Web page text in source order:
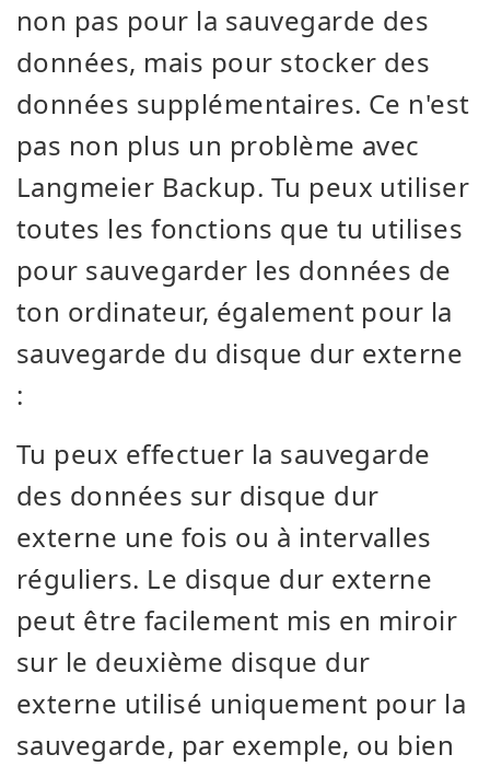
non pas pour la sauvegarde des
données, mais pour stocker des
données supplémentaires. Ce n'est
pas non plus un problème avec
Langmeier Backup. Tu peux utiliser
toutes les fonctions que tu utilises
pour sauvegarder les données de
ton ordinateur, également pour la
sauvegarde du disque dur externe
:
Tu peux effectuer la sauvegarde
des données sur disque dur
externe une fois ou à intervalles
réguliers. Le disque dur externe
peut être facilement mis en miroir
sur le deuxième disque dur
externe utilisé uniquement pour la
sauvegarde, par exemple, ou bien